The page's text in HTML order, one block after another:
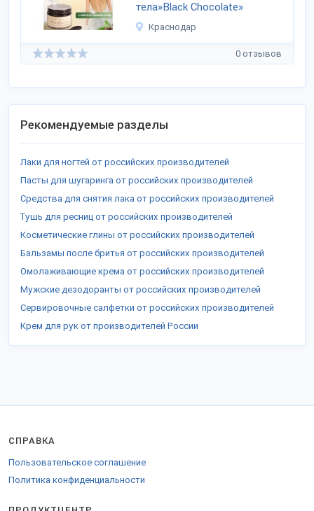
тела»Black Chocolate»
Краснодар
0 отзывов
Рекомендуемые разделы
Лаки для ногтей от российских производителей
Пасты для шугаринга от российских производителей
Средства для снятия лака от российских производителей
Тушь для ресниц от российских производителей
Косметические глины от российских производителей
Бальзамы после бритья от российских производителей
Омолаживающие крема от российских производителей
Мужские дезодоранты от российских производителей
Сервировочные салфетки от российских производителей
Крем для рук от производителей России
СПРАВКА
Пользовательское соглашение
Политика конфиденциальности